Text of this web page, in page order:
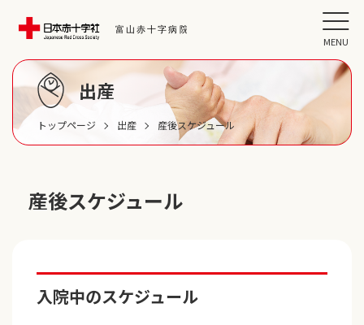
MENU
出産
トップページ 出産 産後スケジュール
産後スケジュール
入院中のスケジュール